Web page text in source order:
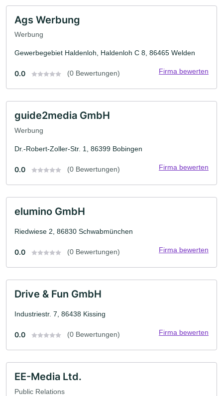
Ags Werbung
Werbung
Gewerbegebiet Haldenloh, Haldenloh C 8, 86465 Welden
0.0 (0 Bewertungen) Firma bewerten
guide2media GmbH
Werbung
Dr.-Robert-Zoller-Str. 1, 86399 Bobingen
0.0 (0 Bewertungen) Firma bewerten
elumino GmbH
Riedwiese 2, 86830 Schwabmünchen
0.0 (0 Bewertungen) Firma bewerten
Drive & Fun GmbH
Industriestr. 7, 86438 Kissing
0.0 (0 Bewertungen) Firma bewerten
EE-Media Ltd.
Public Relations